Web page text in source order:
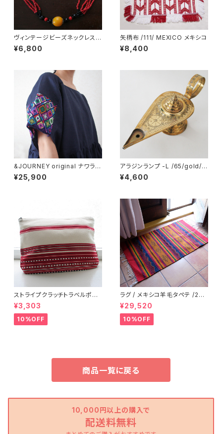
ヴィンテージビーズネックレス /
35b/ MOROCCO モロッコ
¥6,800
矢柄布 /111/ MEXICO メキシコ
¥8,400
&JOURNEY original ナワラ織
り袖のリネンワンピース/ Navy
/287a/ GUATEMALA グアテ
¥25,900
アラジンランプ -L /65/gold/
MOROCCO モロッコ
¥4,600
ストライプクラッチトラベルポー
チ / L /147/Red/ HUNGARY
ハンガリー
¥3,303
10%OFF
ラグ / メキシコ羊毛タペテ /223
b/ Teotitlan Del Valle/ MEX
ICO
¥29,520
10%OFF
商品一覧に戻る
10,000円以上の購入で
配送料無料